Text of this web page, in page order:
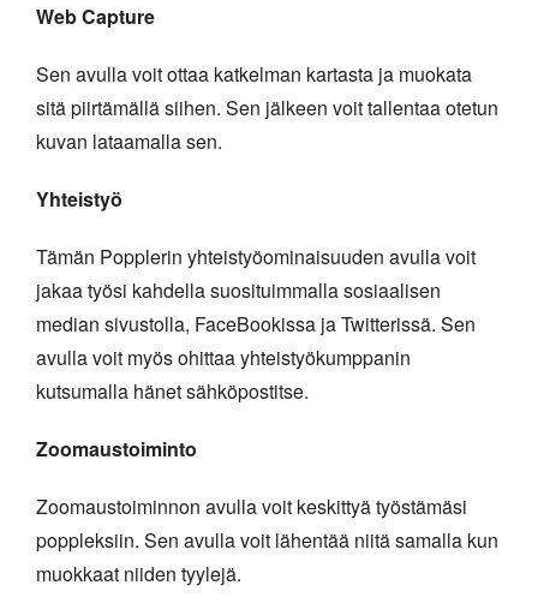
Web Capture
Sen avulla voit ottaa katkelman kartasta ja muokata
sitä piirtämällä siihen. Sen jälkeen voit tallentaa otetun
kuvan lataamalla sen.
Yhteistyö
Tämän Popplerin yhteistyöominaisuuden avulla voit
jakaa työsi kahdella suosituimmalla sosiaalisen
median sivustolla, FaceBookissa ja Twitterissä. Sen
avulla voit myös ohittaa yhteistyökumppanin
kutsumalla hänet sähköpostitse.
Zoomaustoiminto
Zoomaustoiminnon avulla voit keskittyä työstämäsi
poppleksiin. Sen avulla voit lähentää niitä samalla kun
muokkaat niiden tyylejä.